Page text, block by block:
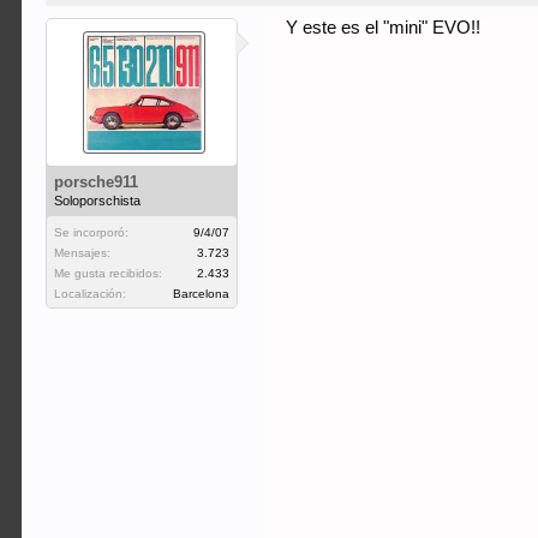
porsche911
Soloporschista
Se incorporó:
9/4/07
Mensajes:
3.723
Me gusta recibidos:
2.433
Localización:
Barcelona
Y este es el "mini" EVO!!